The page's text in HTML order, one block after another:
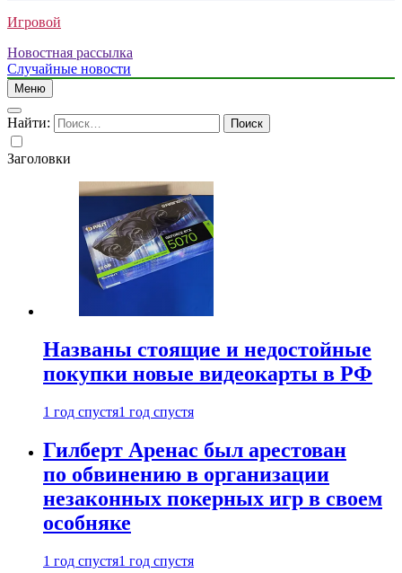
Игровой
Новостная рассылка
Случайные новости
Меню
Найти:
Заголовки
Названы стоящие и недостойные
покупки новые видеокарты в РФ
1 год спустя1 год спустя
Гилберт Аренас был арестован
по обвинению в организации
незаконных покерных игр в своем
особняке
1 год спустя1 год спустя